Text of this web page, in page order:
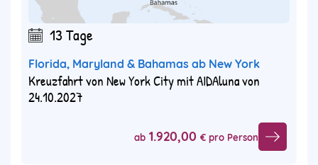
13 Tage
Florida, Maryland & Bahamas ab New York
Kreuzfahrt von New York City mit AIDAluna von
24.10.2027
ab 1.920,00 € pro Person